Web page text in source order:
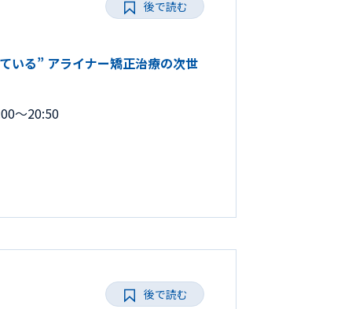
いる” アライナー矯正治療の次世
～20:50
後で読む
後で読む